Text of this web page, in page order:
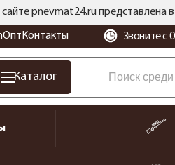
сайте pnevmat24.ru
Опт Контакты Звоните с
Каталог